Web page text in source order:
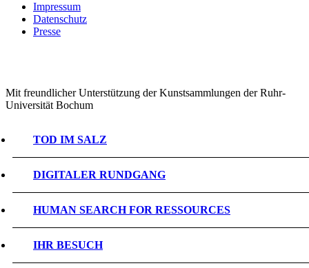
Impressum
Datenschutz
Presse
Mit freundlicher Unterstützung der Kunstsammlungen der Ruhr-
Universität Bochum
TOD IM SALZ
DIGITALER RUNDGANG
HUMAN SEARCH FOR RESSOURCES
IHR BESUCH